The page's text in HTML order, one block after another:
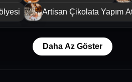
Artisan Çikolata Yapım
Daha Az Göster